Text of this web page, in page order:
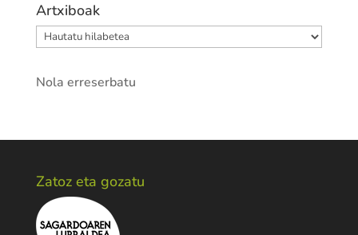
Artxiboak
Artxiboak
Nola erreserbatu
Zatoz eta gozatu